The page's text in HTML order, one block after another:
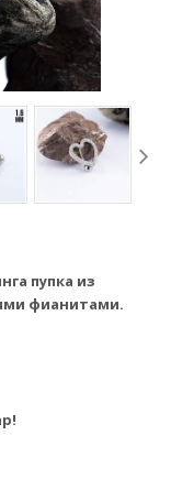
пупка из
фианитами.
!